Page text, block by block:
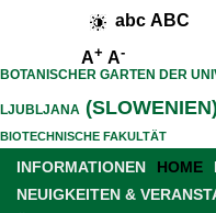
abc ABC
A+ A-
BOTANISCHER GARTEN DER
LJUBLJANA (SLOWENIEN)
BIOTECHNISCHE FAKULTÄT
INFORMATIONEN HOME
NEUIGKEITEN &